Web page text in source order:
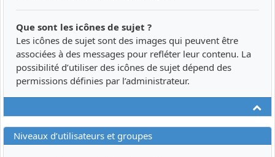
Que sont les icônes de sujet ?
Les icônes de sujet sont des images qui peuvent être
associées à des messages pour refléter leur contenu. La
possibilité d’utiliser des icônes de sujet dépend des
permissions définies par l’administrateur.
Niveaux d’utilisateurs et groupes